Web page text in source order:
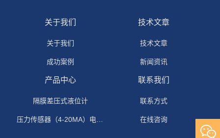
关于我们
关于我们
成功案例
技术文章
技术文章
新闻资讯
产品中心
隔膜差压式液位计
压力传感器（4-20MA）电流输出
联系我们
联系方式
在线咨询